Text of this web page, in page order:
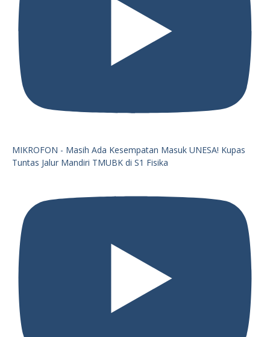
MIKROFON - Masih Ada Kesempatan Masuk UNESA! Kupas
Tuntas Jalur Mandiri TMUBK di S1 Fisika